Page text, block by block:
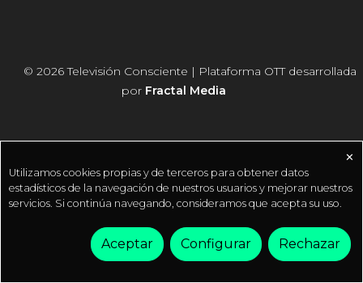
© 2026 Televisión Consciente | Plataforma OTT desarrollada
por Fractal Media
✕
Utilizamos cookies propias y de terceros para obtener datos
estadísticos de la navegación de nuestros usuarios y mejorar nuestros
servicios. Si continúa navegando, consideramos que acepta su uso.
Aceptar Configurar Rechazar